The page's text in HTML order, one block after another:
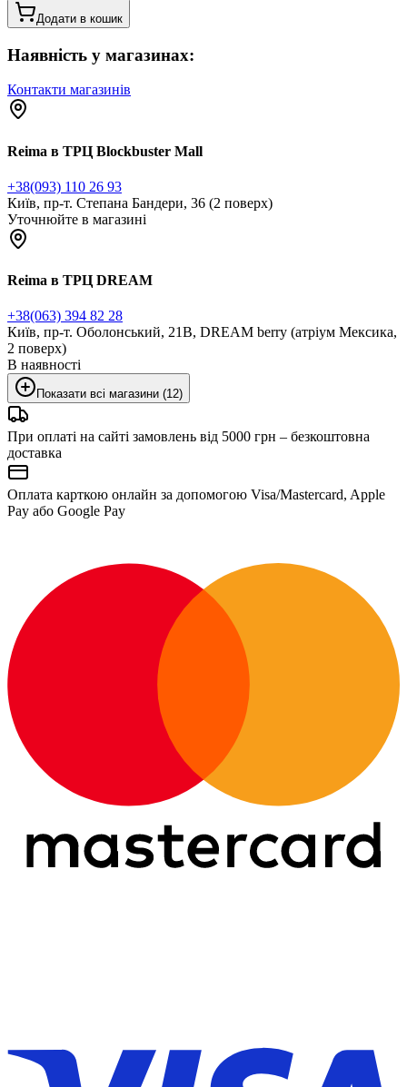
Додати в кошик
Наявність у магазинах:
Контакти магазинів
Reima в ТРЦ Blockbuster Mall
+38(093) 110 26 93
Київ, пр-т. Степана Бандери, 36 (2 поверх)
Уточнюйте в магазині
Reima в ТРЦ DREAM
+38(063) 394 82 28
Київ, пр-т. Оболонський, 21В, DREAM berry (атріум Мексика,
2 поверх)
В наявності
Показати всі магазини (12)
При оплаті на сайті замовлень від 5000 грн – безкоштовна
доставка
Оплата карткою онлайн за допомогою Visa/Mastercard, Apple
Pay або Google Pay